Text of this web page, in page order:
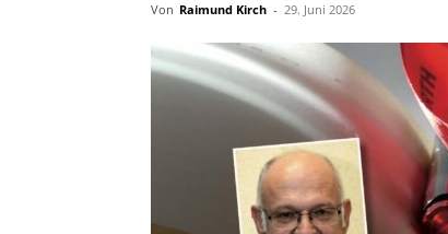
Von Raimund Kirch - 29. Juni 2026